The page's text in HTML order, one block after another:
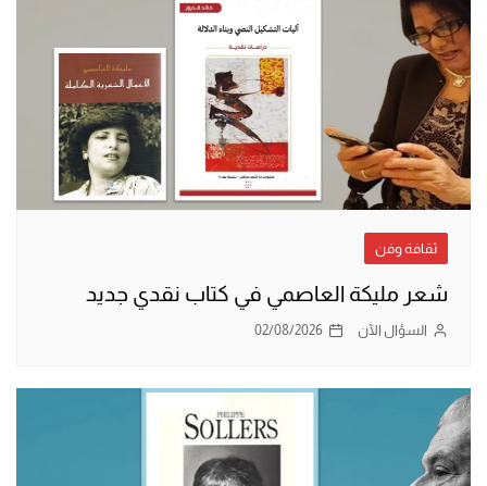
ثقافة وفن
شعر مليكة العاصمي في كتاب نقدي جديد
السؤال الآن 02/08/2026